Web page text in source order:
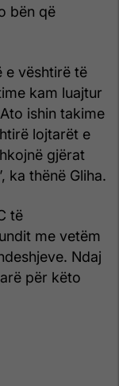
bën që
e vështirë të
kam luajtur
ishin takime
lojtarët e
gjërat
ka thënë Gliha.
të
me vetëm
Ndaj
për këto